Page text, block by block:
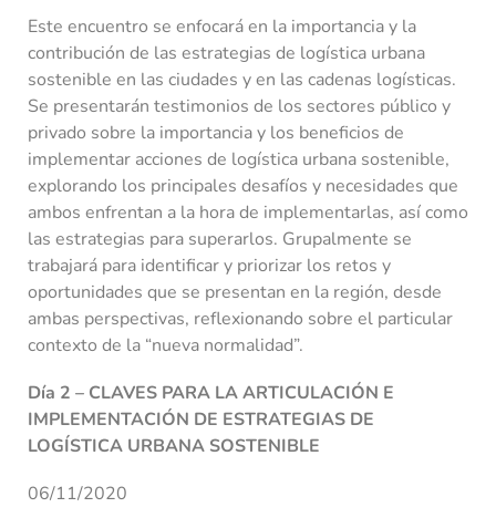
Este encuentro se enfocará en la importancia y la
contribución de las estrategias de logística urbana
sostenible en las ciudades y en las cadenas logísticas.
Se presentarán testimonios de los sectores público y
privado sobre la importancia y los beneficios de
implementar acciones de logística urbana sostenible,
explorando los principales desafíos y necesidades que
ambos enfrentan a la hora de implementarlas, así como
las estrategias para superarlos. Grupalmente se
trabajará para identificar y priorizar los retos y
oportunidades que se presentan en la región, desde
ambas perspectivas, reflexionando sobre el particular
contexto de la “nueva normalidad”.
Día 2 – CLAVES PARA LA ARTICULACIÓN E
IMPLEMENTACIÓN DE ESTRATEGIAS DE
LOGÍSTICA URBANA SOSTENIBLE
06/11/2020